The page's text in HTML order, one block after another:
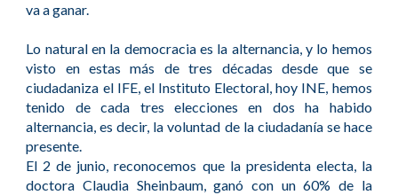
va a ganar.
Lo natural en la democracia es la alternancia, y lo hemos
visto en estas más de tres décadas desde que se
ciudadaniza el IFE, el Instituto Electoral, hoy INE, hemos
tenido de cada tres elecciones en dos ha habido
alternancia, es decir, la voluntad de la ciudadanía se hace
presente.
El 2 de junio, reconocemos que la presidenta electa, la
doctora Claudia Sheinbaum, ganó con un 60% de la